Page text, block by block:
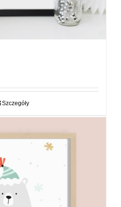
Szczegóły